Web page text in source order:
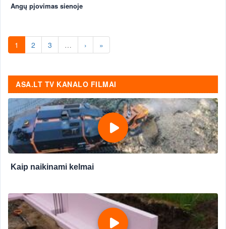
Angų pjovimas sienoje
1 2 3 … › »
ASA.LT TV KANALO FILMAI
Kaip naikinami kelmai